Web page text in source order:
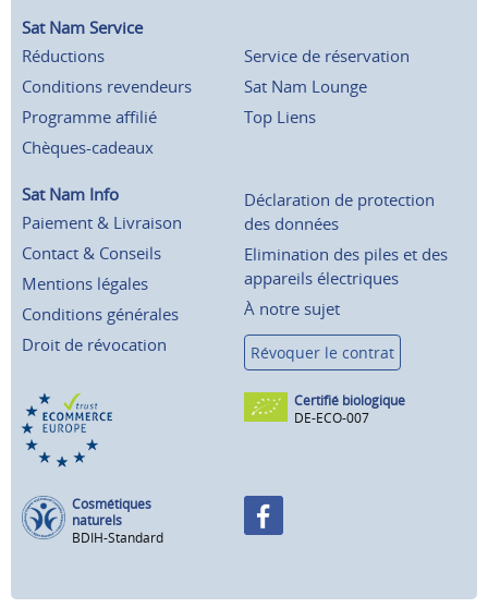
Sat Nam Service
Réductions
Conditions revendeurs
Programme affilié
Chèques-cadeaux
Service de réservation
Sat Nam Lounge
Top Liens
Sat Nam Info
Paiement & Livraison
Contact & Conseils
Mentions légales
Conditions générales
Droit de révocation
Déclaration de protection
des données
Elimination des piles et des
appareils électriques
À notre sujet
Révoquer le contrat
Certifié biologique
DE-ECO-007
Cosmétiques
naturels
BDIH-Standard